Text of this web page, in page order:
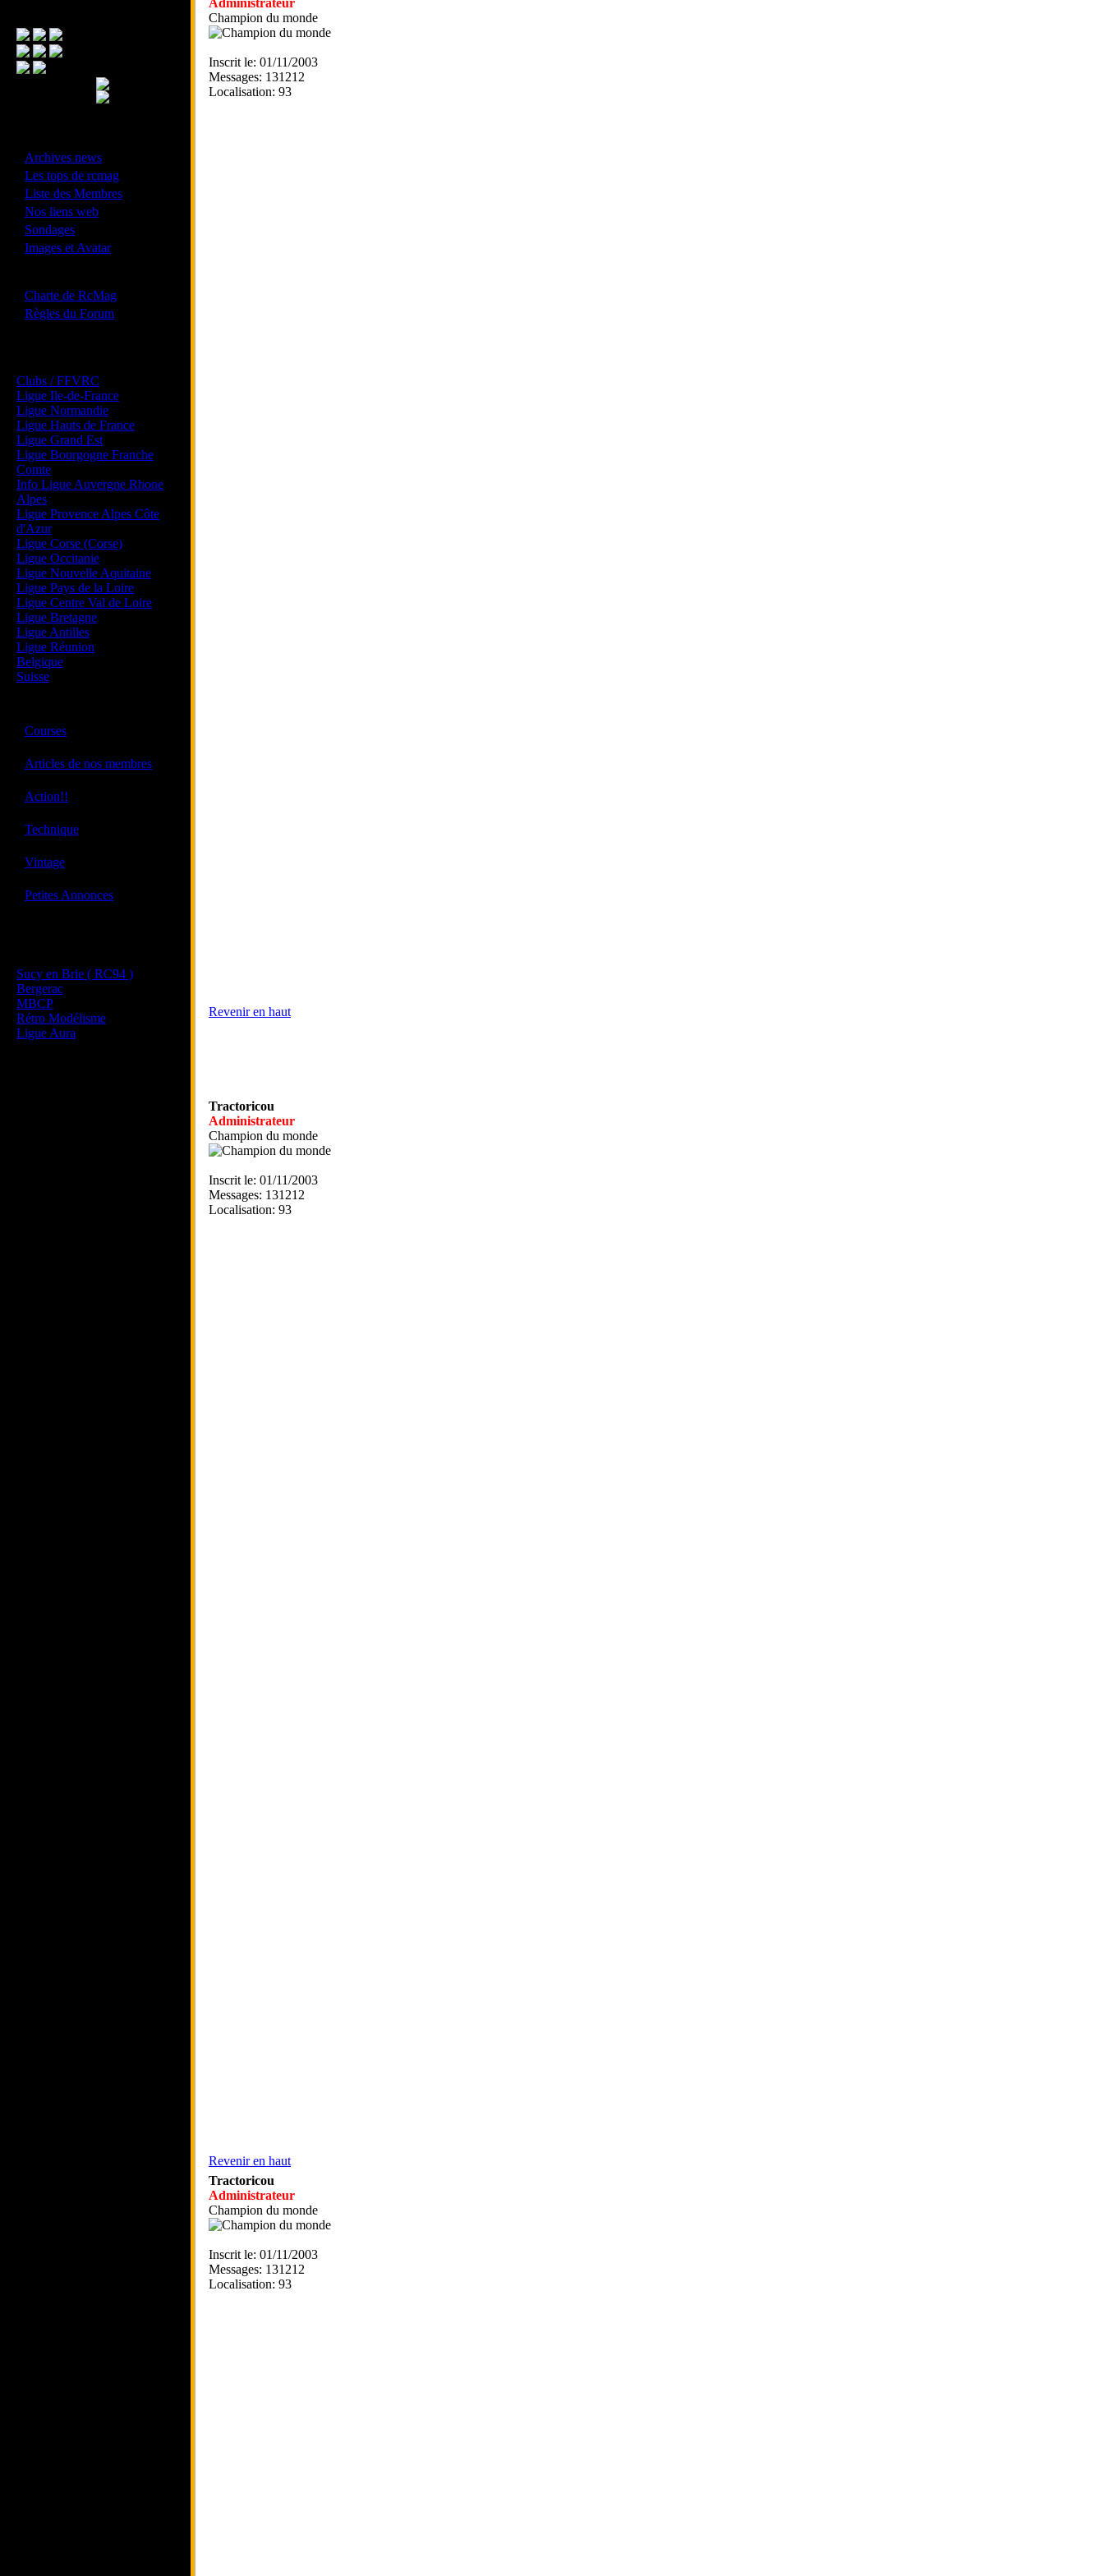
Archives news
Les tops de rcmag
Liste des Membres
Nos liens web
Sondages
Images et Avatar
Charte de RcMag
Règles du Forum
Clubs / FFVRC
Ligue Ile-de-France
Ligue Normandie
Ligue Hauts de France
Ligue Grand Est
Ligue Bourgogne Franche
Comte
Info Ligue Auvergne Rhone
Alpes
Ligue Provence Alpes Côte
d'Azur
Ligue Corse (Corse)
Ligue Occitanie
Ligue Nouvelle Aquitaine
Ligue Pays de la Loire
Ligue Centre Val de Loire
Ligue Bretagne
Ligue Antilles
Ligue Réunion
Belgique
Suisse
Courses
Articles de nos membres
Action!!
Technique
Vintage
Petites Annonces
Sucy en Brie ( RC94 )
Bergerac
MBCP
Rétro Modélisme
Ligue Aura
Administrateur
Champion du monde
Inscrit le: 01/11/2003
Messages: 131212
Localisation: 93
Revenir en haut
Tractoricou
Administrateur
Champion du monde
Inscrit le: 01/11/2003
Messages: 131212
Localisation: 93
Revenir en haut
Tractoricou
Administrateur
Champion du monde
Inscrit le: 01/11/2003
Messages: 131212
Localisation: 93